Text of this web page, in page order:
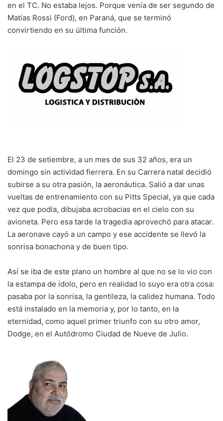
en el TC. No estaba lejos. Porque venía de ser segundo de
Matías Rossi (Ford), en Paraná, que se terminó
convirtiendo en su última función.
El 23 de setiembre, a un mes de sus 32 años, era un
domingo sin actividad fierrera. En su Carrera natal decidió
subirse a su otra pasión, la aeronáutica. Salió a dar unas
vueltas de entrenamiento con su Pitts Special, ya que cada
vez que podía, dibujaba acrobacias en el cielo con su
avioneta. Pero esa tarde la tragedia aprovechó para atacar.
La aeronave cayó a un campo y ese accidente se llevó la
sonrisa bonachona y de buen tipo.
Así se iba de este plano un hombre al que no se lo vio con
la estampa de ídolo, pero en realidad lo suyo era otra cosa:
pasaba por la sonrisa, la gentileza, la calidez humana. Todo
está instalado en la memoria y, por lo tanto, en la
eternidad, como aquel primer triunfo con su otro amor,
Dodge, en el Autódromo Ciudad de Nueve de Julio.